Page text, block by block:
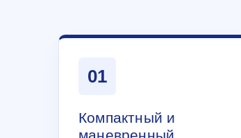
01
Компактный и
маневренный